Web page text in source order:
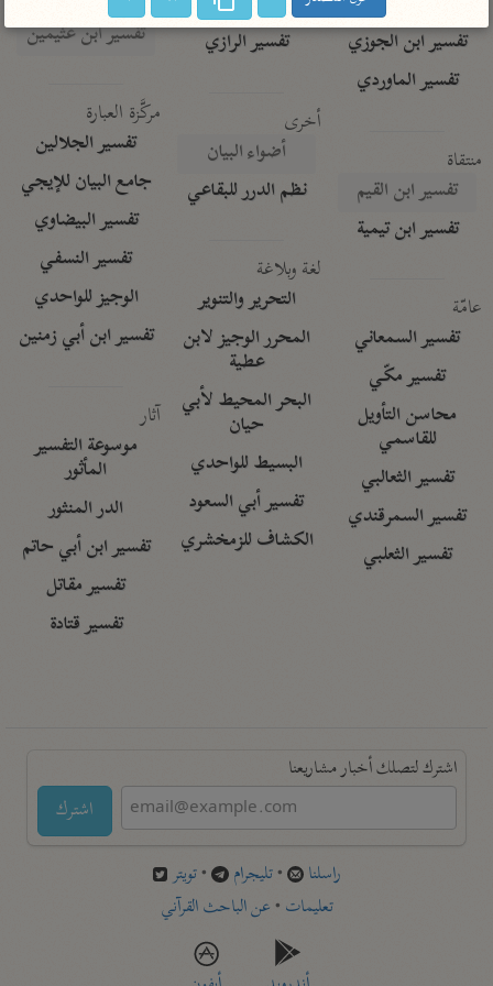
تفسير ابن الجوزي
تفسير الماوردي
منتقاة
تفسير ابن القيم
تفسير ابن تيمية
عامّة
تفسير السمعاني
تفسير مكّي
محاسن التأويل
للقاسمي
تفسير الثعالبي
تفسير السمرقندي
تفسير الثعلبي
تفسير الرازي
أخرى
أضواء البيان
نظم الدرر للبقاعي
لغة وبلاغة
التحرير والتنوير
المحرر الوجيز لابن
عطية
البحر المحيط لأبي
حيان
البسيط للواحدي
تفسير أبي السعود
الكشاف للزمخشري
تفسير ابن عثيمين
مركَّزة العبارة
تفسير الجلالين
جامع البيان للإيجي
تفسير البيضاوي
تفسير النسفي
الوجيز للواحدي
تفسير ابن أبي زمنين
آثار
موسوعة التفسير
المأثور
الدر المنثور
تفسير ابن أبي حاتم
تفسير مقاتل
تفسير قتادة
اشترك لتصلك أخبار مشاريعنا
اشترك
راسلنا •تليجرام •تويتر
تعليمات •عن الباحث القرآني